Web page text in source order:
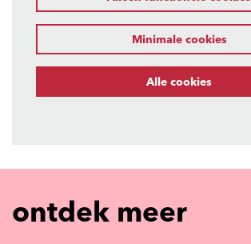
Minimale cookies
Alle cookies
ontdek meer